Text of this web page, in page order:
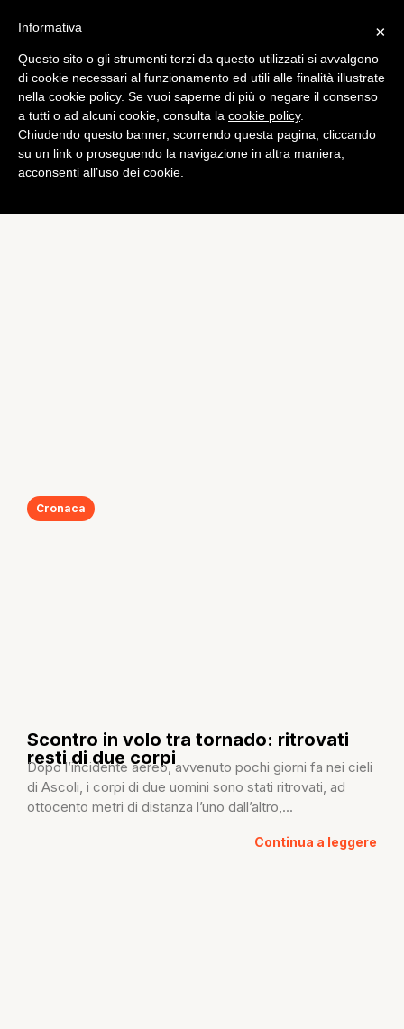
Cronaca
Scontro in volo tra tornado: ritrovati
resti di due corpi
Dopo l’incidente aereo, avvenuto pochi giorni fa nei cieli
di Ascoli, i corpi di due uomini sono stati ritrovati, ad
ottocento metri di distanza l’uno dall’altro,...
Continua a leggere
×
Informativa
Questo sito o gli strumenti terzi da questo utilizzati si avvalgono
di cookie necessari al funzionamento ed utili alle finalità illustrate
nella cookie policy. Se vuoi saperne di più o negare il consenso
a tutti o ad alcuni cookie, consulta la cookie policy.
Chiudendo questo banner, scorrendo questa pagina, cliccando
su un link o proseguendo la navigazione in altra maniera,
acconsenti all’uso dei cookie.